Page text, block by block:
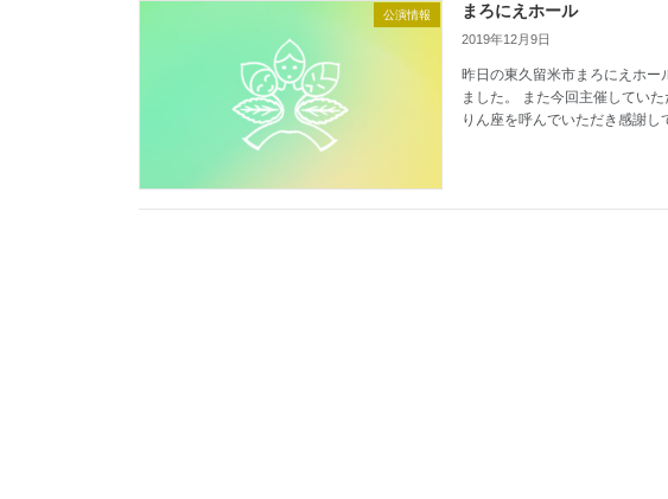
公演情報 まろにえホール
2019年12月9日
昨日の東久留米市まろにえホ
ました。 また今回主催してい
りん座を呼んでいただき感謝